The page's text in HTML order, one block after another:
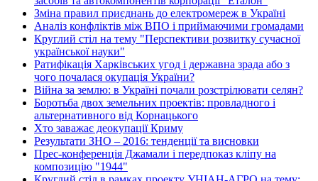
Зміна правил приєднань до електромереж в Україні
Аналіз конфліктів між ВПО і приймаючими громадами
Круглий стіл на тему "Перспективи розвитку сучасної
української науки"
Ратифікація Харківських угод і державна зрада або з
чого почалася окупація України?
Війна за землю: в Україні почали розстрілювати селян?
Боротьба двох земельних проектів: провладного і
альтернативного від Корнацького
Хто заважає деокупації Криму
Результати ЗНО – 2016: тенденції та висновки
Прес-конференція Джамали і передпоказ кліпу на
композицію "1944"